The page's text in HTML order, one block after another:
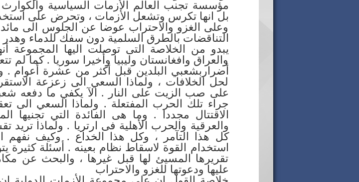
مؤسسة تجنب العالم الأزمات السياسية والكوارث
بل انها تكرس وتشعل الأزمات ، وتحرض على
وعلى الغزو والاحتراب عوضا عن الجلوس الى
التناقضات بالطرق السلمية دون سفك للدماء وهدر
يبدو من الخلاصة التى توصلت اليها
والعراق وافغانستان وليبيا وأخيرا سوريا . كما لم
أضراربشعبي البلدين قبل أكثر من عشرة أعوام .
لحل الخلافات ، ولماذا السعي الى زعزعة
على صب الزيت على النار . الآ يكفي ما دفعه
جراء تلك الحرب المفتعلة . ولماذا السعي الى
الاقتتال مجددا . وما هى الفائدة التي تجنيها
والعرقية والحرب الأهلية فى ارتريا . ولماذا تريد
كل هذا التآمر ، وكل هذا الخداع . وكيف نفهم
استخدام القوة لاسقاط نظام بعينه . أسئلة كثيرة
تقريرها المسيئ لها قبل غيرها ، والبحث عن
عليها ودعوتها للغزو والاحتراب